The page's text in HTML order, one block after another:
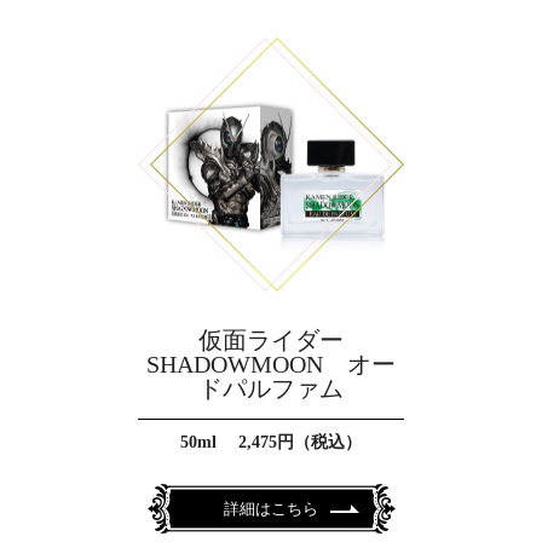
仮面ライダー
SHADOWMOON オー
ドパルファム
50ml 2,475円（税込）
詳細はこちら